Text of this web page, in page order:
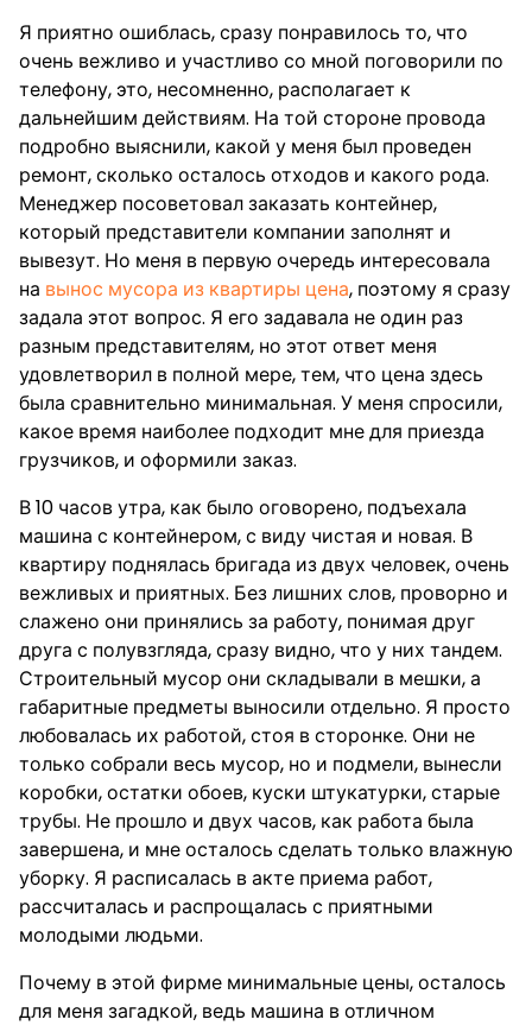
Я приятно ошиблась, сразу понравилось то, что
очень вежливо и участливо со мной поговорили по
телефону, это, несомненно, располагает к
дальнейшим действиям. На той стороне провода
подробно выяснили, какой у меня был проведен
ремонт, сколько осталось отходов и какого рода.
Менеджер посоветовал заказать контейнер,
который представители компании заполнят и
вывезут. Но меня в первую очередь интересовала
на вынос мусора из квартиры цена, поэтому я сразу
задала этот вопрос. Я его задавала не один раз
разным представителям, но этот ответ меня
удовлетворил в полной мере, тем, что цена здесь
была сравнительно минимальная. У меня спросили,
какое время наиболее подходит мне для приезда
грузчиков, и оформили заказ.
В 10 часов утра, как было оговорено, подъехала
машина с контейнером, с виду чистая и новая. В
квартиру поднялась бригада из двух человек, очень
вежливых и приятных. Без лишних слов, проворно и
слажено они принялись за работу, понимая друг
друга с полувзгляда, сразу видно, что у них тандем.
Строительный мусор они складывали в мешки, а
габаритные предметы выносили отдельно. Я просто
любовалась их работой, стоя в сторонке. Они не
только собрали весь мусор, но и подмели, вынесли
коробки, остатки обоев, куски штукатурки, старые
трубы. Не прошло и двух часов, как работа была
завершена, и мне осталось сделать только влажную
уборку. Я расписалась в акте приема работ,
рассчиталась и распрощалась с приятными
молодыми людьми.
Почему в этой фирме минимальные цены, осталось
для меня загадкой, ведь машина в отличном